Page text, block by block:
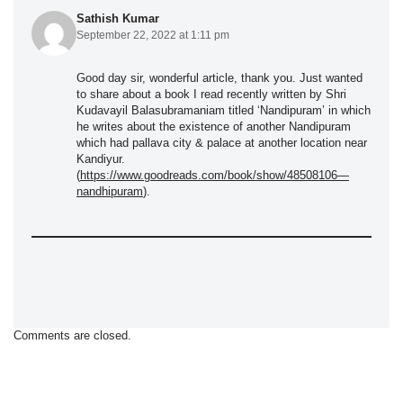
Sathish Kumar
September 22, 2022 at 1:11 pm
Good day sir, wonderful article, thank you. Just wanted
to share about a book I read recently written by Shri
Kudavayil Balasubramaniam titled ‘Nandipuram’ in which
he writes about the existence of another Nandipuram
which had pallava city & palace at another location near
Kandiyur.
(https://www.goodreads.com/book/show/48508106—
nandhipuram).
Comments are closed.